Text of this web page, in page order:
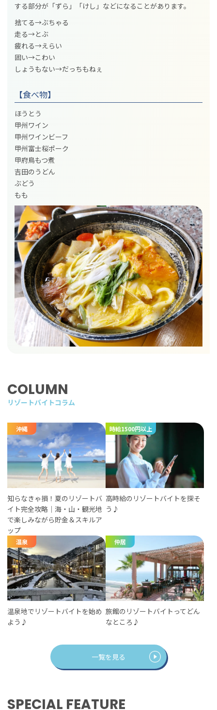
する部分が「ずら」「けし」などになることがあります。
捨てる→ぶちゃる
走る→とぶ
疲れる→えらい
固い→こわい
しょうもない→だっちもねぇ
【食べ物】
ほうとう
甲州ワイン
甲州ワインビーフ
甲州富士桜ポーク
甲府鳥もつ煮
吉田のうどん
ぶどう
もも
COLUMN
リゾートバイトコラム
沖縄
知らなきゃ損！夏のリゾートバ
イト完全攻略｜海・山・観光地
で楽しみながら貯金＆スキルア
ップ
時給1500円以上
高時給のリゾートバイトを探そ
う♪
温泉
温泉地でリゾートバイトを始め
よう♪
仲居
旅館のリゾートバイトってどん
なところ♪
一覧を見る
SPECIAL FEATURE